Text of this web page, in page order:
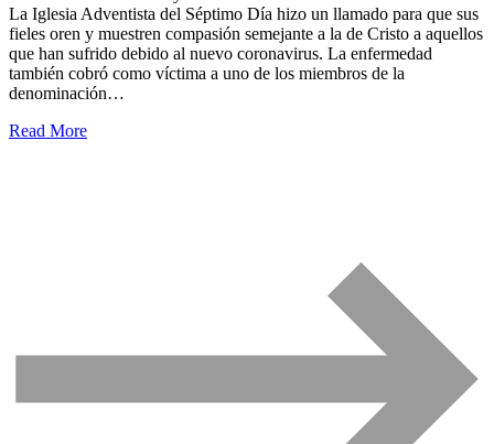
La Iglesia Adventista del Séptimo Día hizo un llamado para que sus
fieles oren y muestren compasión semejante a la de Cristo a aquellos
que han sufrido debido al nuevo coronavirus. La enfermedad
también cobró como víctima a uno de los miembros de la
denominación…
Read More